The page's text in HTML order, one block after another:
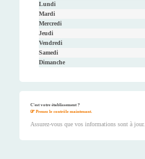
Lundi
Mardi
Mercredi
Jeudi
Vendredi
Samedi
Dimanche
C'est votre établissement ?
Prenez le contrôle maintenant.
Assurez-vous que vos informations sont à jour.